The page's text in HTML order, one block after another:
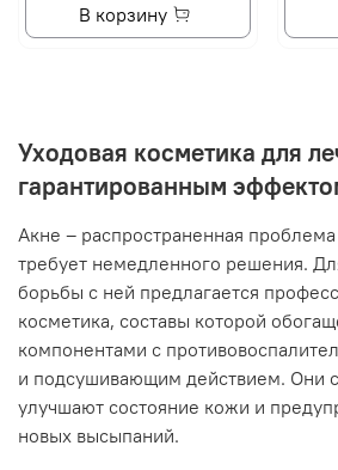
В корзину
Уходовая косметика для
гарантированным
Акне – распространенная
требует немедленного решения.
борьбы с ней предлагается
косметика, составы которой
компонентами с
и подсушивающим действием. Они
улучшают состояние кожи и
новых высыпаний.